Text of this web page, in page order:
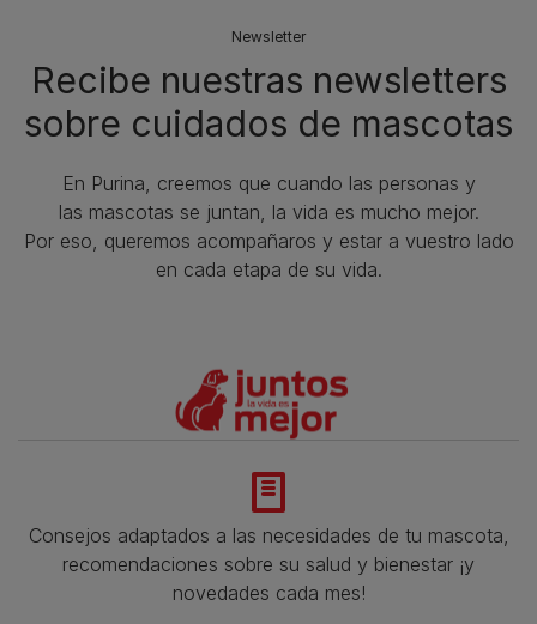
Newsletter
Recibe nuestras newsletters
sobre cuidados de mascotas​
En Purina, creemos que cuando las personas y
las mascotas se juntan, la vida es mucho mejor.
Por eso, queremos acompañaros y estar a vuestro lado
en cada etapa de su vida.​
Consejos adaptados a las necesidades de tu mascota,
recomendaciones sobre su salud y bienestar ¡y
novedades cada mes!